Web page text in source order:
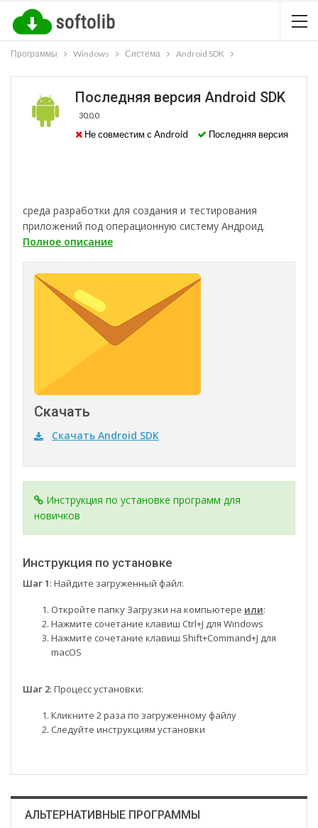
Программы Windows Система Android SDK
Последняя версия Android SDK
30.0.0
Не совместим с Android Последняя версия
среда разработки для создания и тестирования
приложений под операционную систему Андроид.
Полное описание
Скачать
Скачать Android SDK
Инструкция по установке программ для
новичков
Инструкция по установке
Шаг 1: Найдите загруженный файл:
Откройте папку Загрузки на компьютере или:
Нажмите сочетание клавиш Ctrl+J для Windows
Нажмите сочетание клавиш Shift+Command+J для
macOS
Шаг 2: Процесс установки:
Кликните 2 раза по загруженному файлу
Следуйте инструкциям установки
АЛЬТЕРНАТИВНЫЕ ПРОГРАММЫ